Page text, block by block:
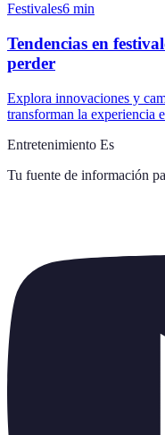
Festivales6 min
Tendencias en
perder
Explora innovaciones y
transforman la experiencia
Entretenimiento Es
Tu fuente de información